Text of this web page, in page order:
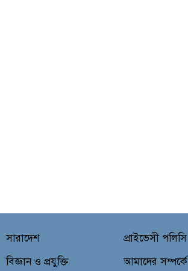
সারাদেশ
বিজ্ঞান ও প্রযুক্তি
প্রাইভেসী পলিসি
আমাদের সম্পর্কে